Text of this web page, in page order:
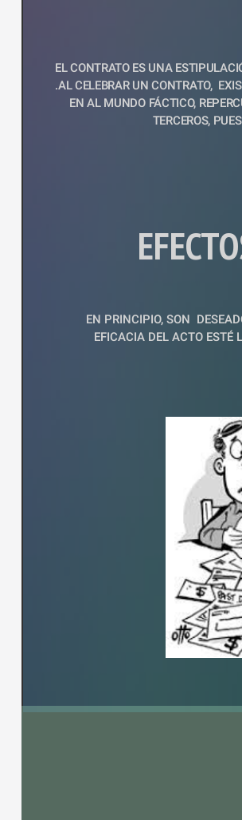
EL CONTRATO ES UNA
.AL CELEBRAR UN CONTRATO,
EN AL MUNDO FÁCTICO,
TERCEROS,
EN PRINCIPIO, SON
EFICACIA DEL ACTO ESTÉ